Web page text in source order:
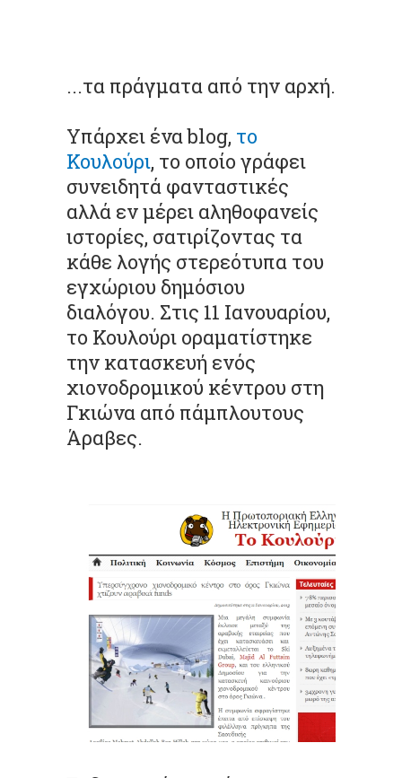
...τα πράγματα από την αρχή.
Υπάρχει ένα blog, το
Κουλούρι, το οποίο γράφει
συνειδητά φανταστικές
αλλά εν μέρει αληθοφανείς
ιστορίες, σατιρίζοντας τα
κάθε λογής στερεότυπα του
εγχώριου δημόσιου
διαλόγου. Στις 11 Ιανουαρίου,
το Κουλούρι οραματίστηκε
την κατασκευή ενός
χιονοδρομικού κέντρου στη
Γκιώνα από πάμπλουτους
Άραβες.